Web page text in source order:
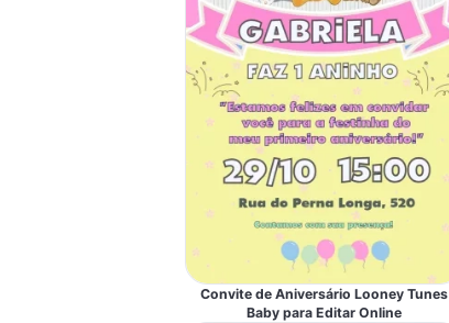
Convite de Aniversário Looney Tunes
Baby para Editar Online